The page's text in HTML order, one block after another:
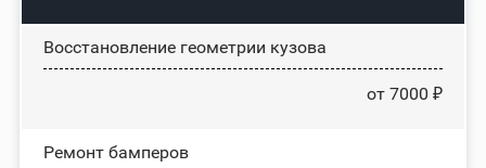
Восстановление геометрии кузова
от 7000 ₽
Ремонт бамперов